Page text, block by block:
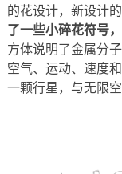
的花设计，新设计的
了一些小碎花符号
方体说明了金属分
空气、运动、速度
一颗行星，与无限